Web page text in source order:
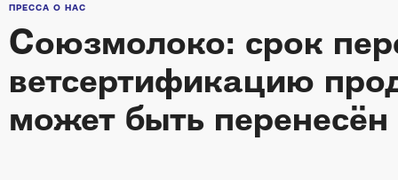
ПРЕССА О НАС
Союзмолоко: срок
ветсертификацию
может быть перенесён